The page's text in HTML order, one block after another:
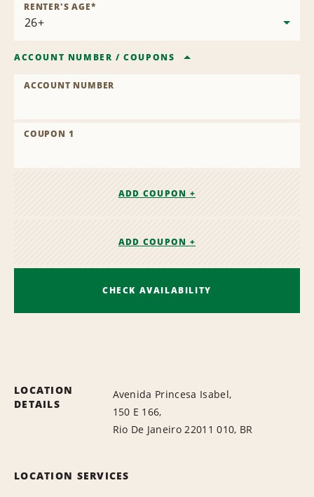
RENTER'S AGE*
ACCOUNT NUMBER /COUPONS
ACCOUNT NUMBER
COUPON 1
ADD COUPON +
ADD COUPON +
CHECK AVAILABILITY
LOCATION
DETAILS
Avenida Princesa Isabel,
150 E 166,
Rio De Janeiro 22011 010, BR
LOCATION SERVICES